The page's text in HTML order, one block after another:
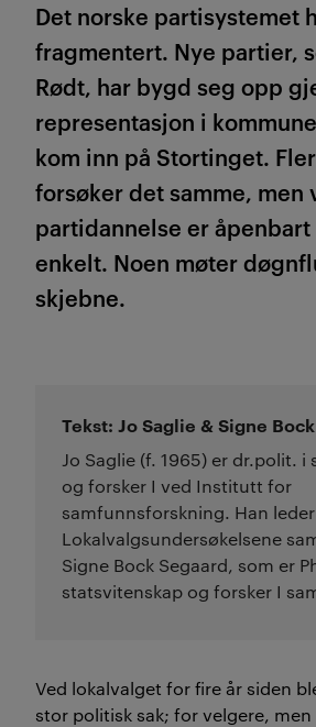
Det norske partisystemet
fragmentert. Nye partier,
Rødt, har bygd seg opp
representasjon i
kom inn på Stortinget.
forsøker det samme, men
partidannelse er åpenbart
enkelt. Noen møter
skjebne.
Tekst: Jo Saglie & Signe
Jo Saglie (f. 1965) er dr.polit. i
og forsker I ved Institutt for
samfunnsforskning. Han leder
Lokalvalgsundersøkelsene
Signe Bock Segaard, som er
statsvitenskap og forsker I
Ved lokalvalget for fire år siden
stor politisk sak; for velgere,